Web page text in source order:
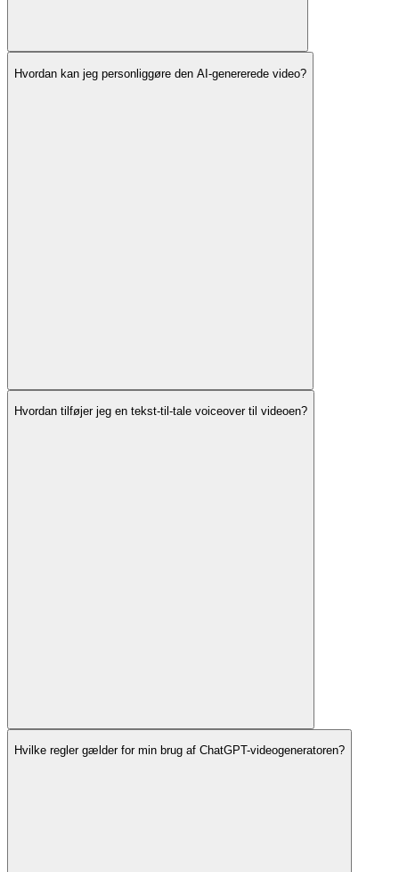
Hvordan kan jeg personliggøre den AI-genererede video?
Hvordan tilføjer jeg en tekst-til-tale voiceover til videoen?
Hvilke regler gælder for min brug af ChatGPT-videogeneratoren?